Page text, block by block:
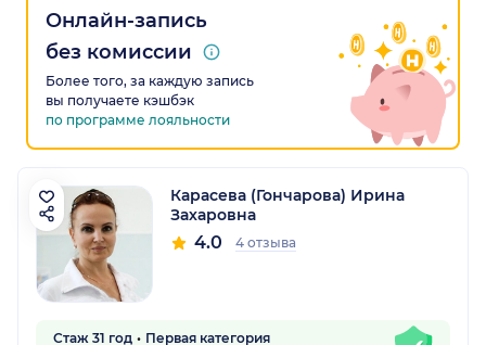
Онлайн-запись
без комиссии
Более того, за каждую запись
вы получаете кэшбэк
по программе лояльности
Карасева (Гончарова) Ирина
Захаровна
4.0 4 отзыва
Стаж 31 год Первая категория